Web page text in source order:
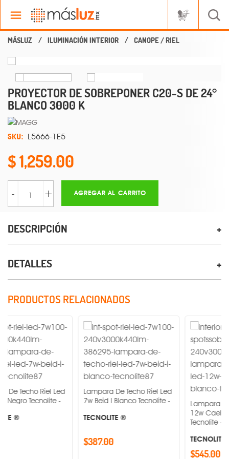
ILUMINACIÓN INTERIOR CANOPE / RIEL
PROYECTOR DE SOBREPONER C20-S DE 24°
BLANCO 3000 K
SKU: L5666-1E5
1,259.00
- + AGREGAR AL CARRITO
DESCRIPCIÓN
DETALLES
PRODUCTOS RELACIONADOS
Riel Led
-
Lampara De Techo Riel Led
7w Beid I Blanco Tecnolite -
TECNOLITE ®
Lampara De Techo
12w Caelum Blanco
Tecnolite -
TECNOLITE ®